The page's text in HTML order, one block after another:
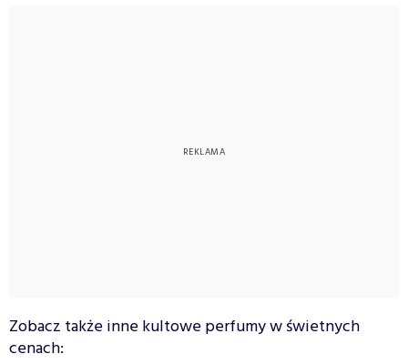
Zobacz także inne kultowe perfumy w świetnych
cenach: